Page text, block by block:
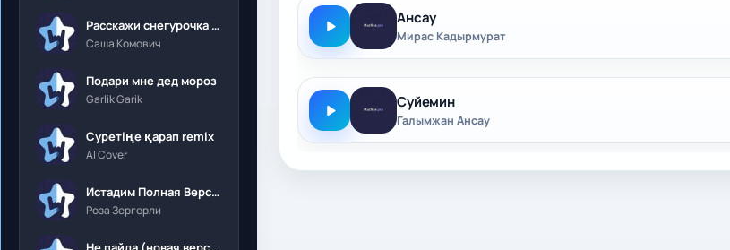
Расскажи снегурочка где была
Саша Комович
Подари мне дед мороз
Garlik Garik
Суретіңе қарап remix
AI Cover
Истадим Полная Версия
Роза Зергерли
Ансау
Мирас Кадырмурат
Суйемин
Галымжан Ансау